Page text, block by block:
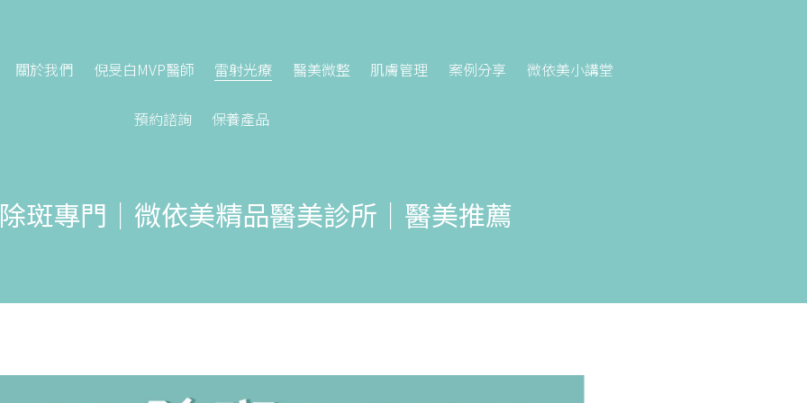
關於我們 倪旻白MVP醫師 雷射光療 醫美微整 肌膚管理 案例分享 微依美小講堂
預約諮詢 保養產品
斑專門｜微依美精品醫美診所｜醫美推薦